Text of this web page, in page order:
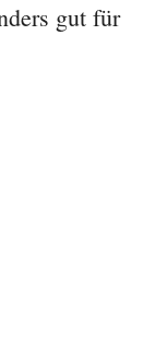
gut für